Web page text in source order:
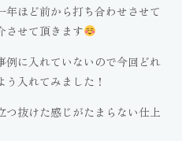
ほど前から打ち合わせさせて
させて頂きます
例に入れていないので今回どれ
入れてみました！
つ抜けた感じがたまらない仕上